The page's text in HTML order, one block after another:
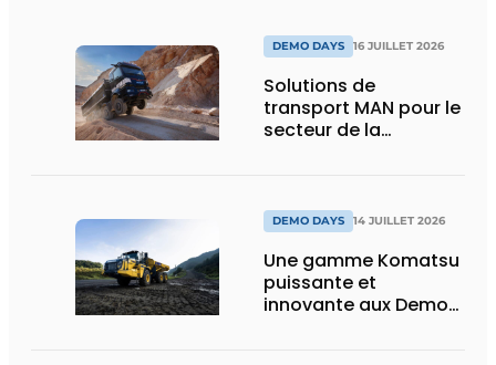
DEMO DAYS 16 JUILLET 2026
Solutions de
transport MAN pour le
secteur de la
DEMO DAYS 14 JUILLET 2026
Une gamme Komatsu
puissante et
innovante aux Demo